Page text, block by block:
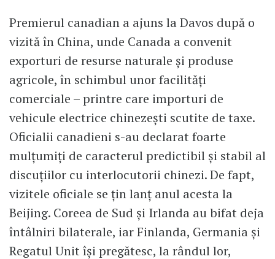
Premierul canadian a ajuns la Davos după o
vizită în China, unde Canada a convenit
exporturi de resurse naturale şi produse
agricole, în schimbul unor facilități
comerciale – printre care importuri de
vehicule electrice chinezeşti scutite de taxe.
Oficialii canadieni s-au declarat foarte
mulțumiți de caracterul predictibil şi stabil al
discuțiilor cu interlocutorii chinezi. De fapt,
vizitele oficiale se țin lanț anul acesta la
Beijing. Coreea de Sud şi Irlanda au bifat deja
întâlniri bilaterale, iar Finlanda, Germania şi
Regatul Unit își pregătesc, la rândul lor,